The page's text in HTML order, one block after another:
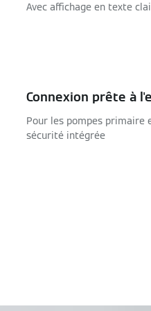
Avec affichage en texte
Connexion prête à
Pour les pompes primaire
sécurité intégrée